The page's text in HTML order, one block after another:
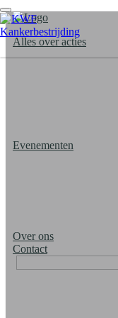
Alles over acties
Evenementen
Over ons
Contact